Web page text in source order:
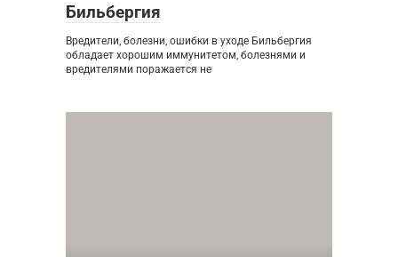
Бильбергия
Вредители, болезни, ошибки в уходе Бильбергия
обладает хорошим иммунитетом, болезнями и
вредителями поражается не